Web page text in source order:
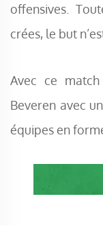
offensives.
crées, le but
Avec ce
Beveren avec
équipes en